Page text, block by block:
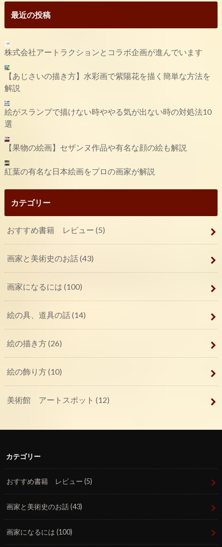
最近の投稿
株式会社アートラクションとコラボ企画が進んでいます
【あじさいの描き方】水彩画で紫陽花を描く簡単な方法を
解説
絵がスランプで描けない時ややる気が出ない時の対処法10
選
【果物の絵画】セザンヌ作品や有名な顔の絵も解説
紅葉の有名な日本絵画をプロの画家が解説
カテゴリー
おすすめ書籍 レビュー (5)
画家と美術史のお話(43)
画家になるには (100)
絵の具、道具の話(14)
絵の描き方(26)
絵の飾り方(10)
美術館 アートスポット (12)
カテゴリー
おすすめ書籍 レビュー(5)
画家と美術史のお話(43)
画家になるには(100)